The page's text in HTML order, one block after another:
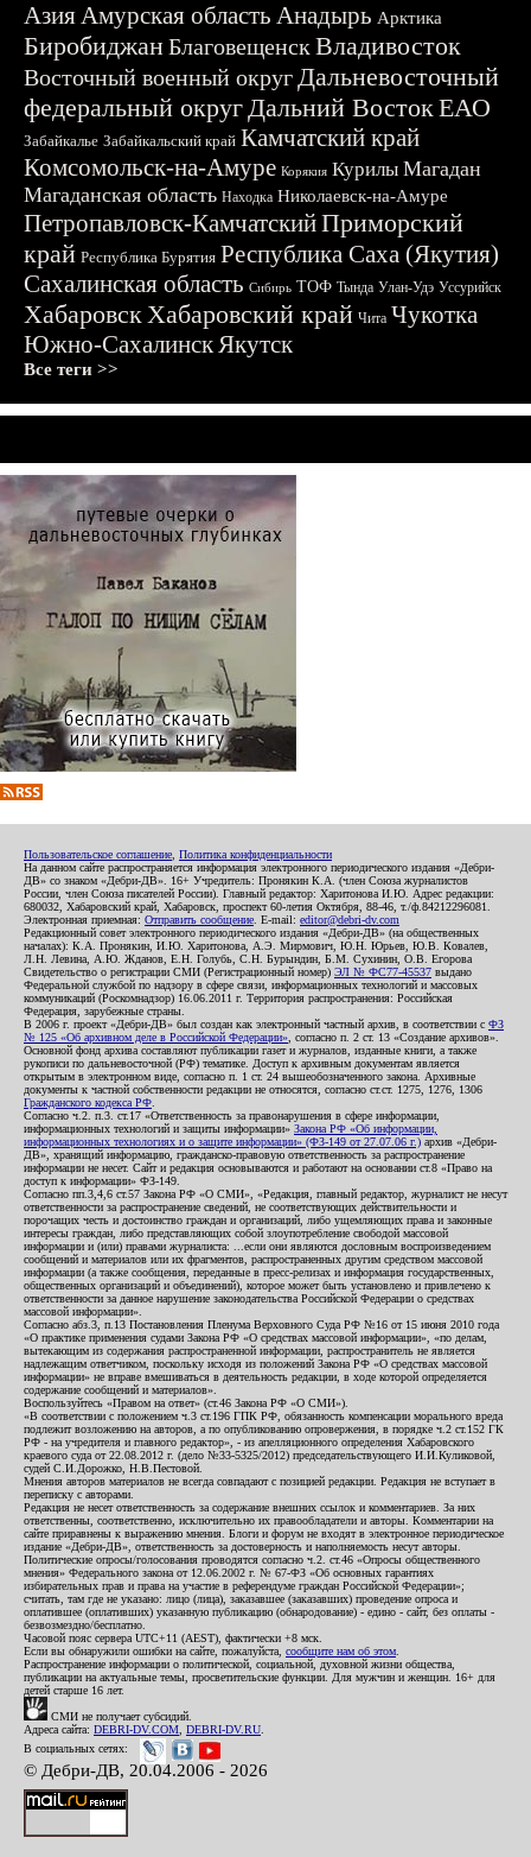
АзияАмурская область Анадырь Арктика
БиробиджанБлаговещенскВладивосток
Восточный военный округДальневосточный
федеральный округДальний ВостокЕАО
Забайкалье Забайкальский край Камчатский край
Комсомольск-на-Амуре Корякия Курилы Магадан
Магаданская область Находка Николаевск-на-Амуре
Петропавловск-КамчатскийПриморский
край Республика Бурятия Республика Саха (Якутия)
Сахалинская область Сибирь ТОФ Тында Улан-Удэ Уссурийск
ХабаровскХабаровский край Чита Чукотка
Южно-СахалинскЯкутск
Все теги >>
Пользовательское соглашение Политика конфиденциальности
На данном сайте распространяется информация электронного периодического издания «Дебри-
ДВ» со знаком «Дебри-ДВ». 16+ Учредитель: Пронякин К.А. (член Союза журналистов
России, член Союза писателей России). Главный редактор: Харитонова И.Ю. Адрес редакции:
680032, Хабаровский край, Хабаровск, проспект 60-летия Октября, 88-46, т./ф.84212296081.
Электронная приемная: Отправить сообщение . E-mail: editor@debri-dv.com
Редакционный совет электронного периодического издания «Дебри-ДВ» (на общественных
началах): К.А. Пронякин, И.Ю. Харитонова, А.Э. Мирмович, Ю.Н. Юрьев, Ю.В. Ковалев,
Л.Н. Левина, А.Ю. Жданов, Е.Н. Голубь, С.Н. Бурындин, Б.М. Сухинин, О.В. Егорова
Свидетельство о регистрации СМИ (Регистрационный номер) ЭЛ № ФС77-45537 выдано
Федеральной службой по надзору в сфере связи, информационных технологий и массовых
коммуникаций (Роскомнадзор) 16.06.2011 г. Территория распространения: Российская
Федерация, зарубежные страны.
В 2006 г. проект «Дебри-ДВ» был создан как электронный частный архив, в соответствии с ФЗ
№ 125 «Об архивном деле в Российской Федерации» , согласно п. 2 ст. 13 «Создание архивов».
Основной фонд архива составляют публикации газет и журналов, изданные книги, а также
рукописи по дальневосточной (РФ) тематике. Доступ к архивным документам является
открытым в электронном виде, согласно п. 1 ст. 24 вышеобозначенного закона. Архивные
документы к частной собственности редакции не относятся, согласно ст.ст. 1275, 1276, 1306
Гражданского кодекса РФ
Согласно ч.2. п.3. ст.17 «Ответственность за правонарушения в сфере информации,
информационных технологий и защиты информации» Закона РФ «Об информации,
информационных технологиях и о защите информации» (ФЗ-149 от 27.07.06 г.) архив «Дебри-
ДВ», хранящий информацию, гражданско-правовую ответственность за распространение
информации не несет. Сайт и редакция основываются и работают на основании ст.8 «Право на
доступ к информации» ФЗ-149.
Согласно пп.3,4,6 ст.57 Закона РФ «О СМИ», «Редакция, главный редактор, журналист не несут
ответственности за распространение сведений, не соответствующих действительности и
порочащих честь и достоинство граждан и организаций, либо ущемляющих права и законные
интересы граждан, либо представляющих собой злоупотребление свободой массовой
информации и (или) правами журналиста: ...если они являются дословным воспроизведением
сообщений и материалов или их фрагментов, распространенных другим средством массовой
информации (а также сообщения, переданные в пресс-релизах и информация государственных,
общественных организаций и объединений), которое может быть установлено и привлечено к
ответственности за данное нарушение законодательства Российской Федерации о средствах
массовой информации».
Согласно абз.3, п.13 Постановления Пленума Верховного Суда РФ №16 от 15 июня 2010 года
«О практике применения судами Закона РФ «О средствах массовой информации», «по делам,
вытекающим из содержания распространенной информации, распространитель не является
надлежащим ответчиком, поскольку исходя из положений Закона РФ «О средствах массовой
информации» не вправе вмешиваться в деятельность редакции, в ходе которой определяется
содержание сообщений и материалов».
Воспользуйтесь «Правом на ответ» (ст.46 Закона РФ «О СМИ»).
«В соответствии с положением ч.3 ст.196 ГПК РФ, обязанность компенсации морального вреда
подлежит возложению на авторов, а по опубликованию опровержения, в порядке ч.2 ст.152 ГК
РФ - на учредителя и главного редактор», - из апелляционного определения Хабаровского
краевого суда от 22.08.2012 г. (дело №33-5325/2012) председательствующего И.И.Куликовой,
судей С.И.Дорожко, Н.В.Пестовой.
Мнения авторов материалов не всегда совпадают с позицией редакции. Редакция не вступает в
переписку с авторами.
Редакция не несет ответственность за содержание внешних ссылок и комментариев. За них
ответственны, соответственно, исключительно их правообладатели и авторы. Комментарии на
сайте приравнены к выражению мнения. Блоги и форум не входят в электронное периодическое
издание «Дебри-ДВ», ответственность за достоверность и наполняемость несут авторы.
Политические опросы/голосования проводятся согласно ч.2. ст.46 «Опросы общественного
мнения» Федерального закона от 12.06.2002 г. № 67-ФЗ «Об основных гарантиях
избирательных прав и права на участие в референдуме граждан Российской Федерации»;
считать, там где не указано: лицо (лица), заказавшее (заказавших) проведение опроса и
оплатившее (оплативших) указанную публикацию (обнародование) - едино - сайт, без оплаты -
безвозмездно/бесплатно.
Часовой пояс сервера UTC+11 (AEST), фактически +8 мск.
Если вы обнаружили ошибки на сайте, пожалуйста, сообщите нам об этом
Распространение информации о политической, социальной, духовной жизни общества,
публикации на актуальные темы, просветительские функции. Для мужчин и женщин. 16+ для
детей старше 16 лет.
СМИ не получает субсидий.
Адреса сайта: DEBRI-DV.COM DEBRI-DV.RU
В социальных сетях:
© Дебри-ДВ, 20.04.2006 - 2026